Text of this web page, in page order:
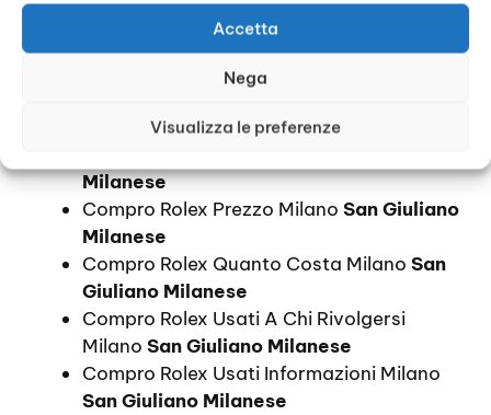
Accetta
Nega
Visualizza le preferenze
Giuliano Milanese
Giuliano Milanese
Giuliano Milanese
Milanese
Compro Rolex Prezzo Milano San Giuliano
Milanese
Compro Rolex Quanto Costa Milano San
Giuliano Milanese
Compro Rolex Usati A Chi Rivolgersi
Milano San Giuliano Milanese
Compro Rolex Usati Informazioni Milano
San Giuliano Milanese